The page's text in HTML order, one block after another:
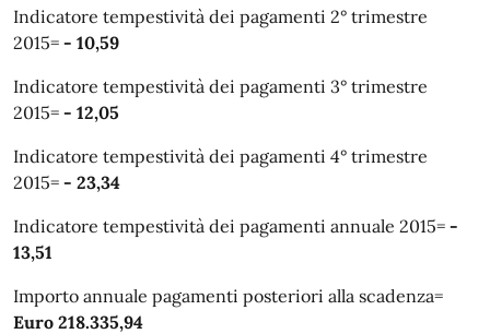
Indicatore tempestività dei pagamenti 2° trimestre
2015= - 10,59
Indicatore tempestività dei pagamenti 3° trimestre
2015= - 12,05
Indicatore tempestività dei pagamenti 4° trimestre
2015= - 23,34
Indicatore tempestività dei pagamenti annuale 2015= -
13,51
Importo annuale pagamenti posteriori alla scadenza=
Euro 218.335,94